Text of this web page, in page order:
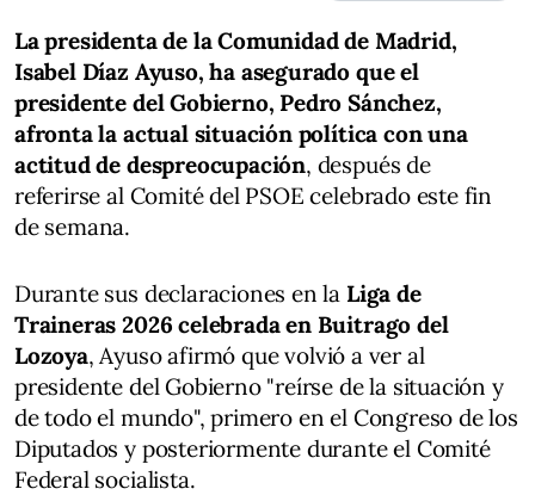
La presidenta de la Comunidad de Madrid,
Isabel Díaz Ayuso, ha asegurado que el
presidente del Gobierno, Pedro Sánchez,
afronta la actual situación política con una
actitud de despreocupación, después de
referirse al Comité del PSOE celebrado este fin
de semana.
Durante sus declaraciones en la Liga de
Traineras 2026 celebrada en Buitrago del
Lozoya, Ayuso afirmó que volvió a ver al
presidente del Gobierno "reírse de la situación y
de todo el mundo", primero en el Congreso de los
Diputados y posteriormente durante el Comité
Federal socialista.